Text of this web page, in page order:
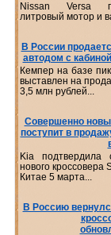
Nissan Versa
литровый мотор и
В России
автодом с
Кемпер на базе
выставлен на
3,5 млн рублей...
Совершенно
поступит в
Kia подтвердила
нового кроссовера
Китае 5 марта...
В Россию